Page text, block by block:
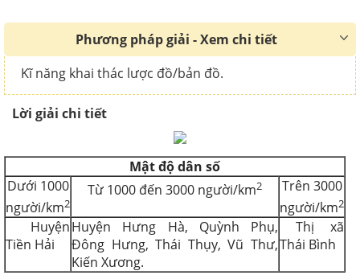
Phương pháp giải - Xem chi tiết
Kĩ năng khai thác lược đồ/bản đồ.
Lời giải chi tiết
Mật độ dân số
Dưới 1000
người/km2
Từ 1000 đến 3000 người/km2
Trên 3000
người/km2
Huyện
Tiền Hải
Huyện Hưng Hà, Quỳnh Phụ,
Đông Hưng, Thái Thụy, Vũ Thư,
Kiến Xương.
Thị xã
Thái Bình